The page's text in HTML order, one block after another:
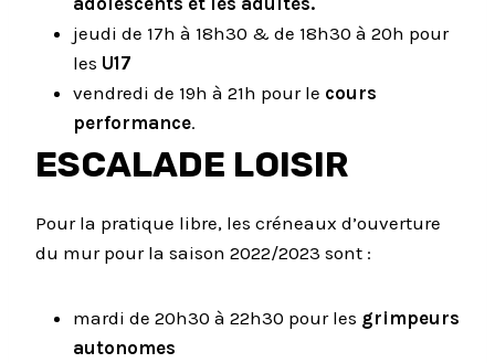
jeudi de 17h à 18h30 & de 18h30 à 20h pour
les U17
vendredi de 19h à 21h pour le cours
performance.
ESCALADE LOISIR
Pour la pratique libre, les créneaux d’ouverture
du mur pour la saison 2022/2023 sont :
mardi de 20h30 à 22h30 pour les grimpeurs
autonomes